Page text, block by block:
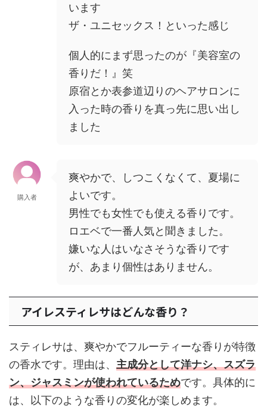
います
ザ・ユニセックス！といった感じ
個人的にまず思ったのが『美容室の
香りだ！』笑
原宿とか表参道辺りのヘアサロンに
入った時の香りを真っ先に思い出し
ました
購入者
爽やかで、しつこくなくて、夏場に
よいです。
男性でも女性でも使える香りです。
ロエベで一番人気と聞きました。
嫌いな人はいなさそうな香りです
が、あまり個性はありません。
アイレスティレサはどんな香り？
スティレサは、爽やかでフルーティーな香りが特徴
の香水です。理由は、 主成分として洋ナシ、スズラ
ン、ジャスミンが使われているためです。具体的に
は、以下のような香りの変化が楽しめます。